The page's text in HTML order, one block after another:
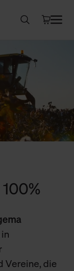
Vereine, die